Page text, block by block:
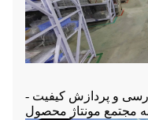
و پردازش کیفیت -
مجتمع مونتاژ محصول